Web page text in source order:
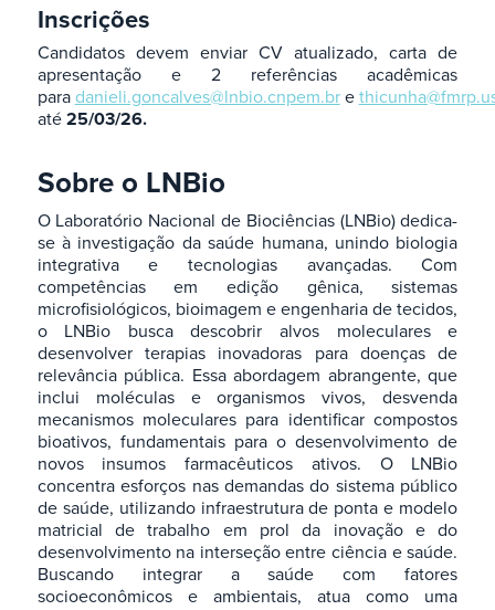
Inscrições
Candidatos devem enviar CV atualizado, carta de
apresentação e 2 referências acadêmicas​
paradanieli.goncalves@lnbio.cnpem.bre
até25/03/26.
Sobre o LNBio
O Laboratório Nacional de Biociências (LNBio) dedica-
se à investigação da saúde humana, unindo biologia
integrativa e tecnologias avançadas. Com
competências em edição gênica, sistemas
microfisiológicos, bioimagem e engenharia de tecidos,
o LNBio busca descobrir alvos moleculares e
desenvolver terapias inovadoras para doenças de
relevância pública. Essa abordagem abrangente, que
inclui moléculas e organismos vivos, desvenda
mecanismos moleculares para identificar compostos
bioativos, fundamentais para o desenvolvimento de
novos insumos farmacêuticos ativos. O LNBio
concentra esforços nas demandas do sistema público
de saúde, utilizando infraestrutura de ponta e modelo
matricial de trabalho em prol da inovação e do
desenvolvimento na interseção entre ciência e saúde.
Buscando integrar a saúde com fatores
socioeconômicos e ambientais, atua como uma